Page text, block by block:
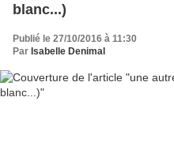
blanc...)
Publié le 27/10/2016 à 11:30
Par Isabelle Denimal